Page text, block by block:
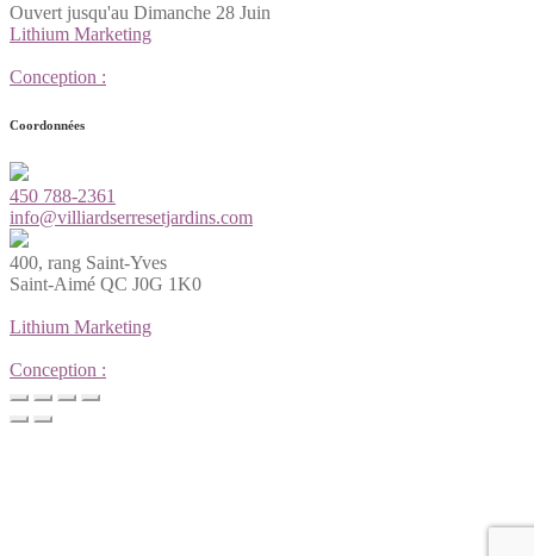
Ouvert jusqu'au Dimanche 28 Juin
Lithium Marketing
Conception :
Coordonnées
450 788-2361
info@villiardserresetjardins.com
400, rang Saint-Yves
Saint-Aimé QC J0G 1K0
Lithium Marketing
Conception :